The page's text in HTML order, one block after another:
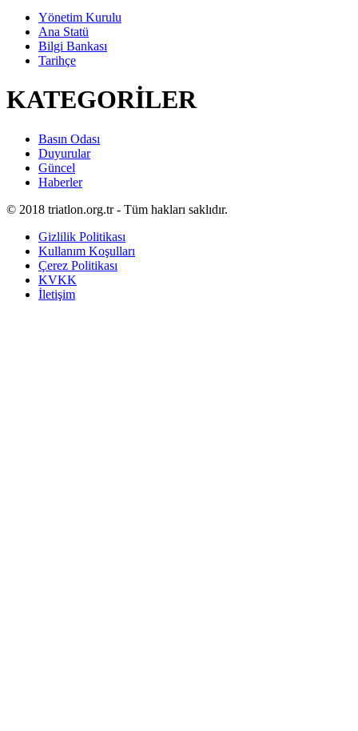
Yönetim Kurulu
Ana Statü
Bilgi Bankası
Tarihçe
KATEGORİLER
Basın Odası
Duyurular
Güncel
Haberler
© 2018 triatlon.org.tr - Tüm hakları saklıdır.
Gizlilik Politikası
Kullanım Koşulları
Çerez Politikası
KVKK
İletişim